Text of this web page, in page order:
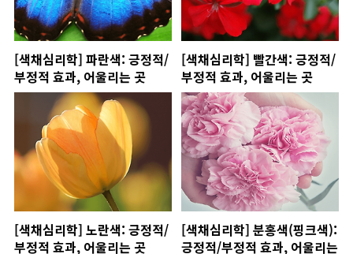
[색채심리학] 파란색: 긍정적/
부정적 효과, 어울리는 곳
[색채심리학] 빨간색: 긍정적/
부정적 효과, 어울리는 곳
[색채심리학] 노란색: 긍정적/
부정적 효과, 어울리는 곳
[색채심리학] 분홍색(핑크색):
긍정적/부정적 효과, 어울리는